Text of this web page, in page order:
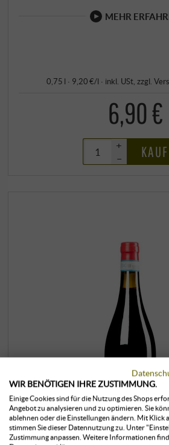
MEHR
0,75 l · 9,20 €/l · inkl. USt, zzgl.
6,90 €
+
–
WIR BENÖTIGEN IHRE ZUSTIMMUNG.
Einige Cookies sind für die Nutzung des Shops
Angebot zu analysieren und zu optimieren. Sie
ablehnen oder die Einstellungen ändern. Mit Klick
stimmen Sie dieser Datennutzung zu. Unter
Zustimmung anpassen. Weitere Informationen